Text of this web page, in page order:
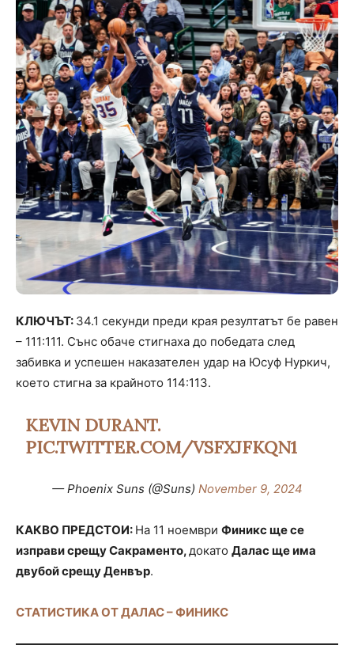
КЛЮЧЪТ: 34.1 секунди преди края резултатът бе равен
– 111:111. Сънс обаче стигнаха до победата след
забивка и успешен наказателен удар на Юсуф Нуркич,
което стигна за крайното 114:113.
KEVIN DURANT.
PIC.TWITTER.COM/VSFXJFKQN1
— Phoenix Suns (@Suns) November 9, 2024
КАКВО ПРЕДСТОИ: На 11 ноември Финикс ще се
изправи срещу Сакраменто,докато Далас ще има
двубой срещу Денвър.
СТАТИСТИКА ОТ ДАЛАС – ФИНИКС